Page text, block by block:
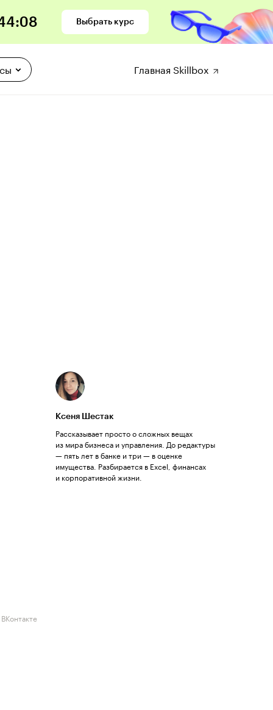
:07 Выбрать курс
Главная Skillbox
Ксеня Шестак
Рассказывает просто о сложных вещах
из мира бизнеса и управления. До редактуры
— пять лет в банке и три — в оценке
имущества. Разбирается в Excel, финансах
и корпоративной жизни.